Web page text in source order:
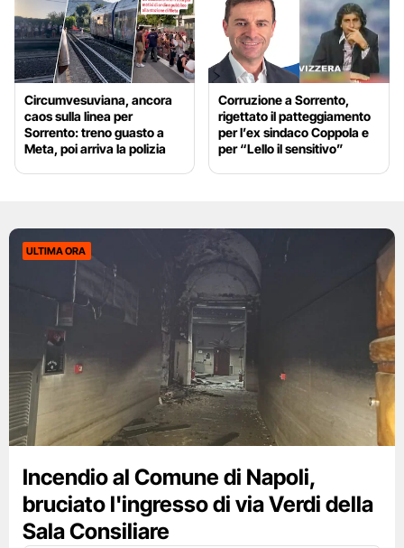
Circumvesuviana, ancora
caos sulla linea per
Sorrento: treno guasto a
Meta, poi arriva la polizia
Corruzione a Sorrento,
rigettato il patteggiamento
per l’ex sindaco Coppola e
per “Lello il sensitivo”
ULTIMA ORA
Incendio al Comune di Napoli,
bruciato l'ingresso di via Verdi della
Sala Consiliare